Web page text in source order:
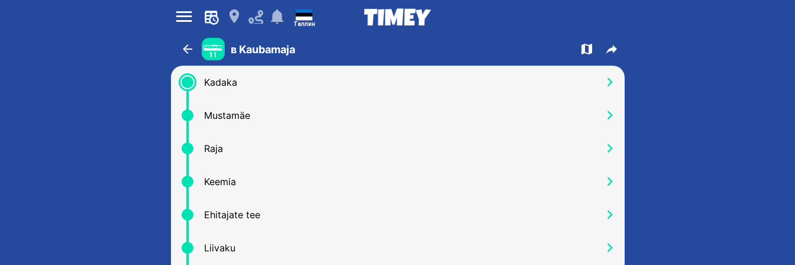
󰍜 󰍎 󰂚 Таллин
󰁍 11 в Kaubamaja 󰍍 󰒖
Kadaka 󰅂
Mustamäe 󰅂
Raja 󰅂
Keemia 󰅂
Ehitajate tee 󰅂
Liivaku 󰅂